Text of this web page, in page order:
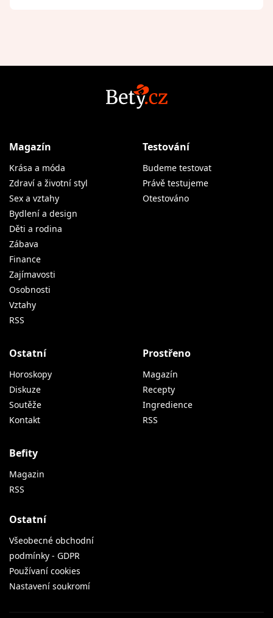
Magazín
Krása a móda
Zdraví a životní styl
Sex a vztahy
Bydlení a design
Děti a rodina
Zábava
Finance
Zajímavosti
Osobnosti
Vztahy
RSS
Testování
Budeme testovat
Právě testujeme
Otestováno
Ostatní
Horoskopy
Diskuze
Soutěže
Kontakt
Prostřeno
Magazín
Recepty
Ingredience
RSS
Befity
Magazin
RSS
Ostatní
Všeobecné obchodní
podmínky - GDPR
Používaní cookies
Nastavení soukromí